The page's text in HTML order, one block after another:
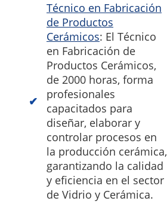
Técnico en Fabricación
de Productos
Cerámicos: El Técnico
en Fabricación de
Productos Cerámicos,
de 2000 horas, forma
profesionales
capacitados para
diseñar, elaborar y
controlar procesos en
la producción cerámica,
garantizando la calidad
y eficiencia en el sector
de Vidrio y Cerámica.